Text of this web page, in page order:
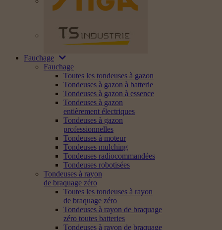
Fauchage
Fauchage
Toutes les tondeuses à gazon
Tondeuses à gazon à batterie
Tondeuses à gazon à essence
Tondeuses à gazon
entièrement électriques
Tondeuses à gazon
professionnelles
Tondeuses à moteur
Tondeuses mulching
Tondeuses radiocommandées
Tondeuses robotisées
Tondeuses à rayon
de braquage zéro
Toutes les tondeuses à rayon
de braquage zéro
Tondeuses à rayon de braquage
zéro toutes batteries
Tondeuses à rayon de braquage